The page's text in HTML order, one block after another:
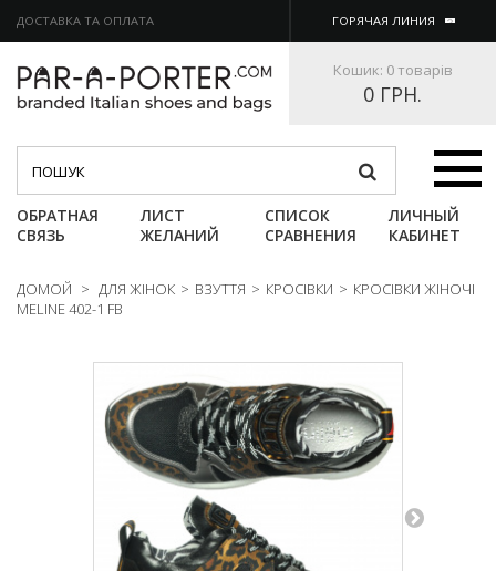
ДОСТАВКА ТА ОПЛАТА ГОРЯЧАЯ ЛИНИЯ
Кошик: 0 товарів
0 ГРН.
Категории
ОБРАТНАЯ
СВЯЗЬ
ЛИСТ
ЖЕЛАНИЙ
СПИСОК
СРАВНЕНИЯ
ЛИЧНЫЙ
КАБИНЕТ
ДОМОЙ > ДЛЯ ЖІНОК > ВЗУТТЯ > КРОСІВКИ > КРОСІВКИ ЖІНОЧІ
MELINE 402-1 FB